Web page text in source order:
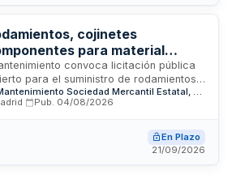
cojinetes
para material
Ingeniería y Mantenimiento
convoca licitación pública
para el suministro de rodamientos,
otros componentes destinados al
rodante ferroviario. El contrato se
y permitiendo licitar por una o
matrículas incluidas en la licitación.
Renfe Fabricación y Mantenimiento Sociedad Mercantil Estatal, S.A.
Pub. 04/08/2026
En Plazo
21/09/2026